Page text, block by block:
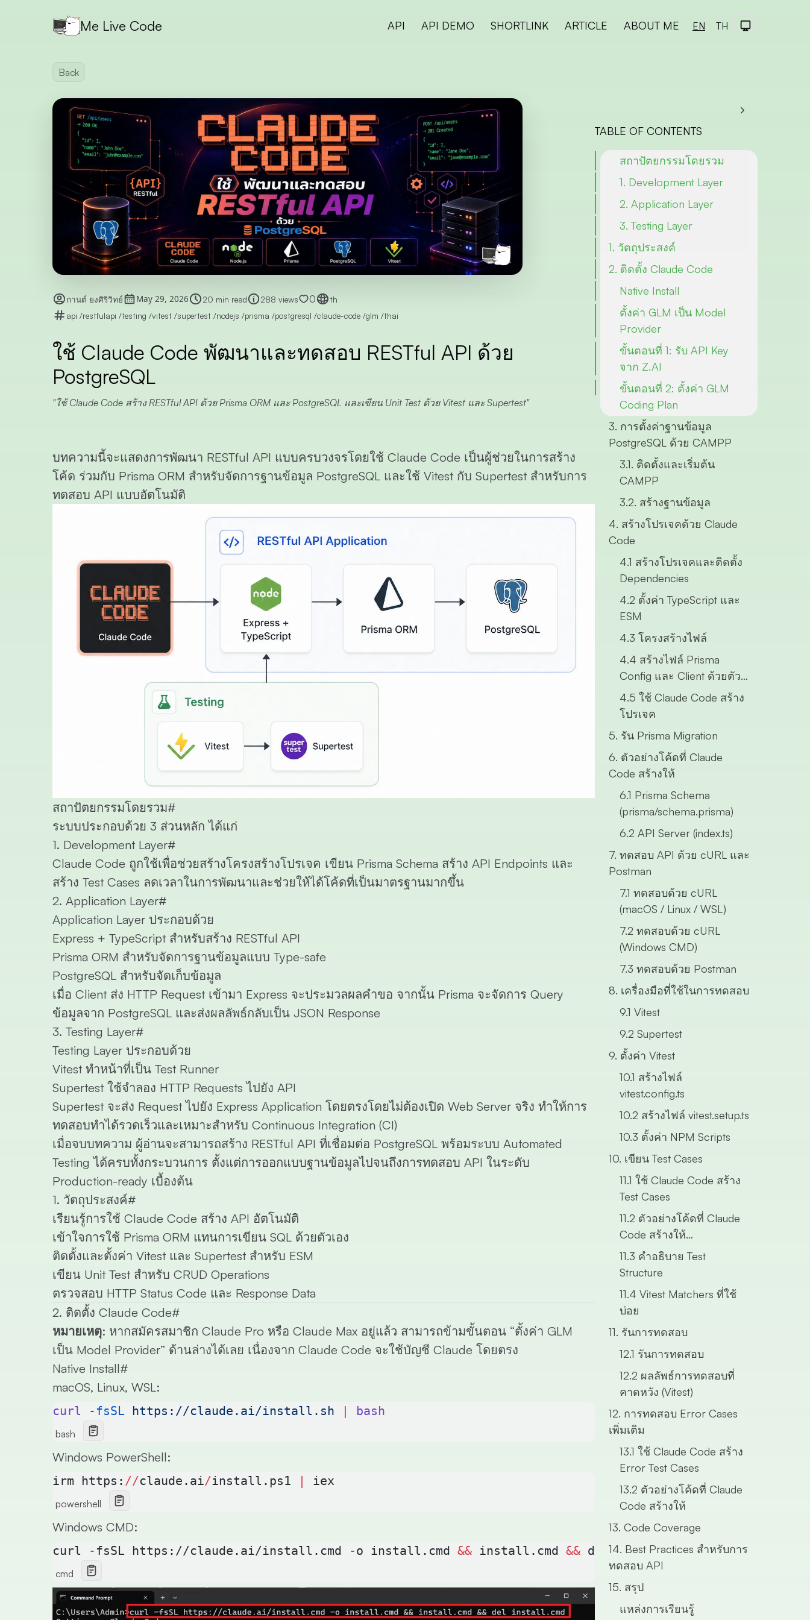
Me Live Code API API DEMO SHORTLINK ARTICLE ABOUT ME EN TH Dark Theme
Back
TABLE OF CONTENTS
สถาปัตยกรรมโดยรวม
1. Development Layer
2. Application Layer
3. Testing Layer
1. วัตถุประสงค์
2. ติดตั้ง Claude Code
Native Install
ตั้งค่า GLM เป็น Model
Provider
ขั้นตอนที่ 1: รับ API Key
จาก Z.AI
ขั้นตอนที่ 2: ตั้งค่า GLM
Coding Plan
3. การตั้งค่าฐานข้อมูล
PostgreSQL ด้วย CAMPP
3.1. ติดตั้งและเริ่มต้น
CAMPP
3.2. สร้างฐานข้อมูล
4. สร้างโปรเจคด้วย Claude
Code
4.1 สร้างโปรเจคและติดตั้ง
Dependencies
4.2 ตั้งค่า TypeScript และ
ESM
4.3 โครงสร้างไฟล์
4.4 สร้างไฟล์ Prisma
Config และ Client ด้วยตัว
เอง
4.5 ใช้ Claude Code สร้าง
โปรเจค
5. รัน Prisma Migration
6. ตัวอย่างโค้ดที่ Claude
Code สร้างให้
6.1 Prisma Schema
(prisma/schema.prisma)
6.2 API Server (index.ts)
7. ทดสอบ API ด้วย cURL และ
Postman
7.1 ทดสอบด้วย cURL
(macOS / Linux / WSL)
7.2 ทดสอบด้วย cURL
(Windows CMD)
7.3 ทดสอบด้วย Postman
8. เครื่องมือที่ใช้ในการทดสอบ
9.1 Vitest
9.2 Supertest
9. ตั้งค่า Vitest
10.1 สร้างไฟล์
vitest.config.ts
10.2 สร้างไฟล์ vitest.setup.ts
10.3 ตั้งค่า NPM Scripts
10. เขียน Test Cases
11.1 ใช้ Claude Code สร้าง
Test Cases
11.2 ตัวอย่างโค้ดที่ Claude
Code สร้างให้
(tests/api.test.ts)
11.3 คำอธิบาย Test
Structure
11.4 Vitest Matchers ที่ใช้
บ่อย
11. รันการทดสอบ
12.1 รันการทดสอบ
12.2 ผลลัพธ์การทดสอบที่
คาดหวัง (Vitest)
12. การทดสอบ Error Cases
เพิ่มเติม
13.1 ใช้ Claude Code สร้าง
Error Test Cases
13.2 ตัวอย่างโค้ดที่ Claude
Code สร้างให้
13. Code Coverage
14. Best Practices สำหรับการ
ทดสอบ API
15. สรุป
แหล่งการเรียนรู้
กานต์ ยงศิริวิทย์ May 29, 2026 20 min read 288 views 0
th
api /restfulapi /testing /vitest /supertest /nodejs /prisma /postgresql /claude-code /glm /thai
ใช้ Claude Code พัฒนาและทดสอบ RESTful API ด้วย
PostgreSQL
ใช้ Claude Code สร้าง RESTful API ด้วย Prisma ORM และ PostgreSQL และเขียน Unit Test ด้วย Vitest และ Supertest
บทความนี้จะแสดงการพัฒนา RESTful API แบบครบวงจรโดยใช้ Claude Code เป็นผู้ช่วยในการสร้าง
โค้ด ร่วมกับ Prisma ORM สำหรับจัดการฐานข้อมูล PostgreSQL และใช้ Vitest กับ Supertest สำหรับการ
ทดสอบ API แบบอัตโนมัติ
สถาปัตยกรรมโดยรวม#
ระบบประกอบด้วย 3 ส่วนหลัก ได้แก่
1. Development Layer#
Claude Code ถูกใช้เพื่อช่วยสร้างโครงสร้างโปรเจค เขียน Prisma Schema สร้าง API Endpoints และ
สร้าง Test Cases ลดเวลาในการพัฒนาและช่วยให้ได้โค้ดที่เป็นมาตรฐานมากขึ้น
2. Application Layer#
Application Layer ประกอบด้วย
Express + TypeScript สำหรับสร้าง RESTful API
Prisma ORM สำหรับจัดการฐานข้อมูลแบบ Type-safe
PostgreSQL สำหรับจัดเก็บข้อมูล
เมื่อ Client ส่ง HTTP Request เข้ามา Express จะประมวลผลคำขอ จากนั้น Prisma จะจัดการ Query
ข้อมูลจาก PostgreSQL และส่งผลลัพธ์กลับเป็น JSON Response
3. Testing Layer#
Testing Layer ประกอบด้วย
Vitest ทำหน้าที่เป็น Test Runner
Supertest ใช้จำลอง HTTP Requests ไปยัง API
Supertest จะส่ง Request ไปยัง Express Application โดยตรงโดยไม่ต้องเปิด Web Server จริง ทำให้การ
ทดสอบทำได้รวดเร็วและเหมาะสำหรับ Continuous Integration (CI)
เมื่อจบบทความ ผู้อ่านจะสามารถสร้าง RESTful API ที่เชื่อมต่อ PostgreSQL พร้อมระบบ Automated
Testing ได้ครบทั้งกระบวนการ ตั้งแต่การออกแบบฐานข้อมูลไปจนถึงการทดสอบ API ในระดับ
Production-ready เบื้องต้น
1. วัตถุประสงค์#
เรียนรู้การใช้ Claude Code สร้าง API อัตโนมัติ
เข้าใจการใช้ Prisma ORM แทนการเขียน SQL ด้วยตัวเอง
ติดตั้งและตั้งค่า Vitest และ Supertest สำหรับ ESM
เขียน Unit Test สำหรับ CRUD Operations
ตรวจสอบ HTTP Status Code และ Response Data
2. ติดตั้ง Claude Code#
หมายเหตุ: หากสมัครสมาชิก Claude Pro หรือ Claude Max อยู่แล้ว สามารถข้ามขั้นตอน “ตั้งค่า GLM
เป็น Model Provider” ด้านล่างได้เลย เนื่องจาก Claude Code จะใช้บัญชี Claude โดยตรง
Native Install#
macOS, Linux, WSL:
curl -fsSL https://claude.ai/install.sh | bash
bash
Windows PowerShell:
irm https: //claude.ai/install.ps1 | iex
powershell
Windows CMD:
curl - fsSL https://claude.ai/install.cmd -o install.cmd && install.cmd && del install.cmd
cmd